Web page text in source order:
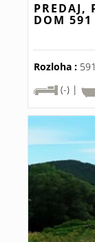
PREDAJ,
DOM
Rozloha :
(-) |